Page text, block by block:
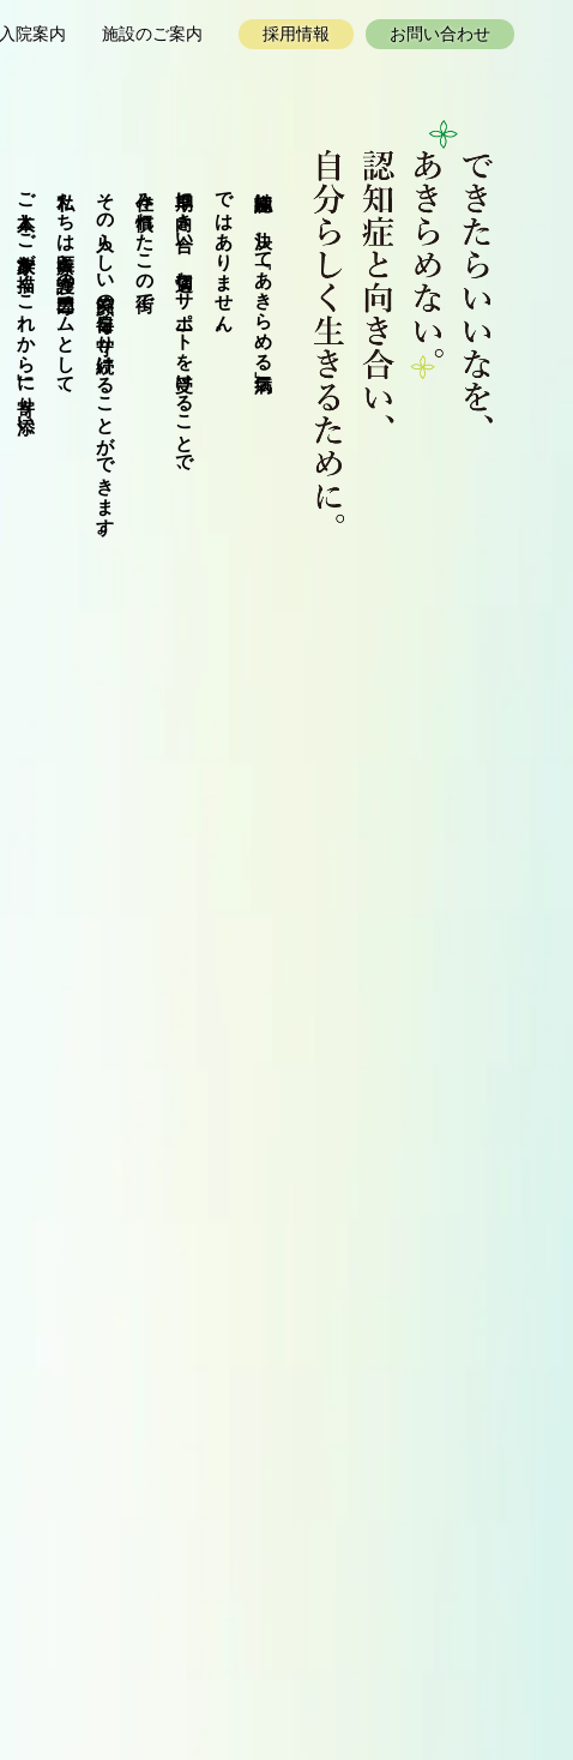
入院案内 施設のご案内 採用情報 お問い合わせ
認知症は、決して「あきらめる病気」
ではありません。
早期に向き合い、適切なサポートを受けることで、
住み慣れたこの街で、
その人らしい笑顔の毎日を守り続けることができます。
私たちは医療と介護の専門チームとして、
ご本人とご家族が描く「これから」に寄り添い、